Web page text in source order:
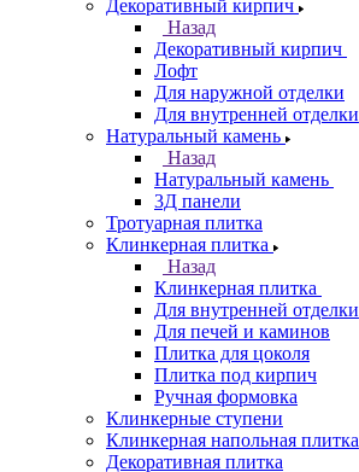
Декоративный кирпич
Назад
Декоративный кирпич
Лофт
Для наружной отделки
Для внутренней отделки
Натуральный камень
Назад
Натуральный камень
3Д панели
Тротуарная плитка
Клинкерная плитка
Назад
Клинкерная плитка
Для внутренней отделки
Для печей и каминов
Плитка для цоколя
Плитка под кирпич
Ручная формовка
Клинкерные ступени
Клинкерная напольная плитка
Декоративная плитка